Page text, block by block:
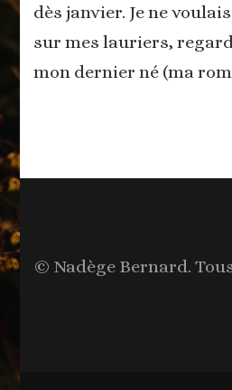
dès janvier. Je ne
sur mes lauriers,
mon dernier né (ma
© Nadège Bernard.